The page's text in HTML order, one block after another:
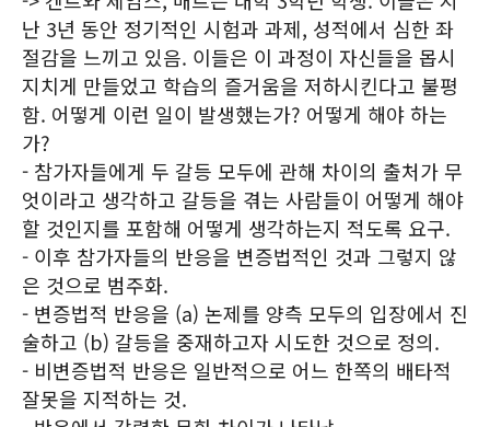
난 3년 동안 정기적인 시험과 과제, 성적에서 심한 좌
절감을 느끼고 있음. 이들은 이 과정이 자신들을 몹시
지치게 만들었고 학습의 즐거움을 저하시킨다고 불평
함. 어떻게 이런 일이 발생했는가? 어떻게 해야 하는
가?
- 참가자들에게 두 갈등 모두에 관해 차이의 출처가 무
엇이라고 생각하고 갈등을 겪는 사람들이 어떻게 해야
할 것인지를 포함해 어떻게 생각하는지 적도록 요구.
- 이후 참가자들의 반응을 변증법적인 것과 그렇지 않
은 것으로 범주화.
- 변증법적 반응을 (a) 논제를 양측 모두의 입장에서 진
술하고 (b) 갈등을 중재하고자 시도한 것으로 정의.
- 비변증법적 반응은 일반적으로 어느 한쪽의 배타적
잘못을 지적하는 것.